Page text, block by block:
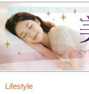
Lifestyle